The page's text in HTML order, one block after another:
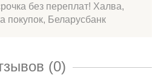
без переплат! Халва,
покупок, Беларусбанк
(0)